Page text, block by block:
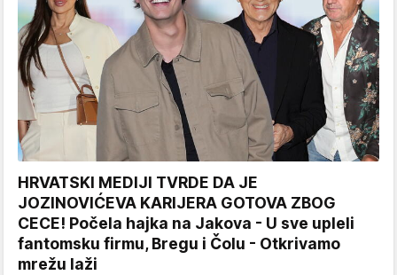
HRVATSKI MEDIJI TVRDE DA JE
JOZINOVIĆEVA KARIJERA GOTOVA ZBOG
CECE! Počela hajka na Jakova - U sve upleli
fantomsku firmu, Bregu i Čolu - Otkrivamo
mrežu laži